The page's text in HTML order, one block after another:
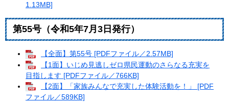
1.13MB]
第55号（令和5年7月3日発行）
【全面】第55号 [PDFファイル／2.57MB]
【1面】いじめ見逃しゼロ県民運動のさらなる充実を
目指します [PDFファイル／766KB]
【2面】「家族みんなで充実した体験活動を！」 [PDF
ファイル／589KB]